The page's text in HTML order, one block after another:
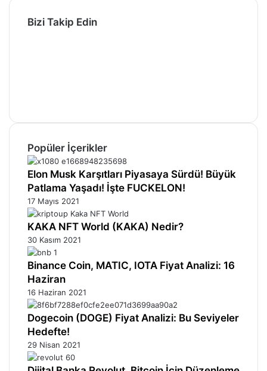
Bizi Takip Edin
Popüler İçerikler
Elon Musk Karşıtları Piyasaya Sürdü! Büyük
Patlama Yaşadı! İşte FUCKELON!
17 Mayıs 2021
KAKA NFT World (KAKA) Nedir?
30 Kasım 2021
Binance Coin, MATIC, IOTA Fiyat Analizi: 16
Haziran
16 Haziran 2021
Dogecoin (DOGE) Fiyat Analizi: Bu Seviyeler
Hedefte!
29 Nisan 2021